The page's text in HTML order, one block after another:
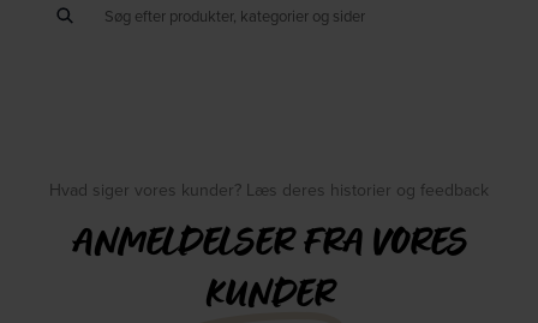
Hvad siger vores kunder? Læs deres historier og feedback
ANMELDELSER FRA VORES
KUNDER